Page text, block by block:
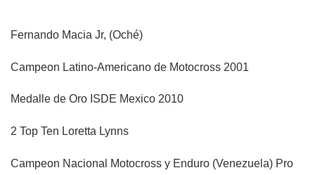
Fernando Macia Jr, (Oché)
Campeon Latino-Americano de Motocross 2001
Medalle de Oro ISDE Mexico 2010
2 Top Ten Loretta Lynns
Campeon Nacional Motocross y Enduro (Venezuela) Pro